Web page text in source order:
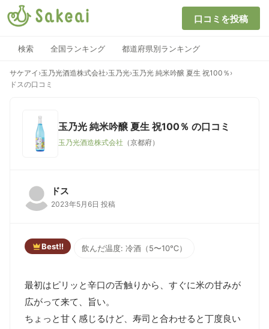
口コミを投稿
検索 全国ランキング 都道府県別ランキング
サケアイ ›玉乃光酒造株式会社›玉乃光›玉乃光 純米吟醸 夏生 祝100％ ›
ドスの口コミ
玉乃光 純米吟醸 夏生 祝100％ の口コミ
玉乃光酒造株式会社 （京都府）
ドス
2023年5月6日 投稿
Best!! 飲んだ温度: 冷酒（5〜10℃）
最初はピリッと辛口の舌触りから、すぐに米の甘みが
広がって来て、旨い。
ちょっと甘く感じるけど、寿司と合わせると丁度良い